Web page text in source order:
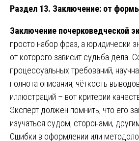
Раздел 13. Заключение: от
Заключение почерковедческой
просто набор фраз, а юридически
от которого зависит судьба дела.
процессуальных требований,
полнота описания, чёткость
иллюстраций – вот критерии
Эксперт должен помнить, что его
изучаться судом, сторонами,
Ошибки в оформлении или